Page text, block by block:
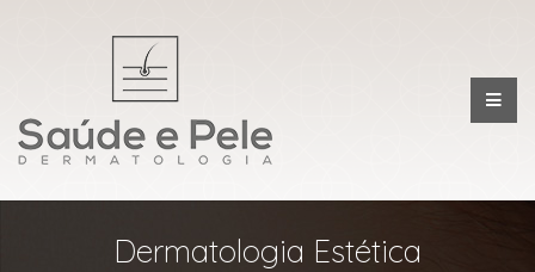
Dermatologia Estética